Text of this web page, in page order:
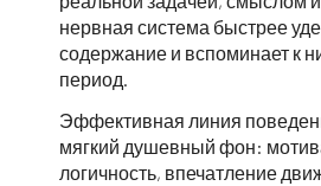
нервная система быстрее
содержание и вспоминает к
период.
Эффективная линия
мягкий душевный фон:
логичность, впечатление